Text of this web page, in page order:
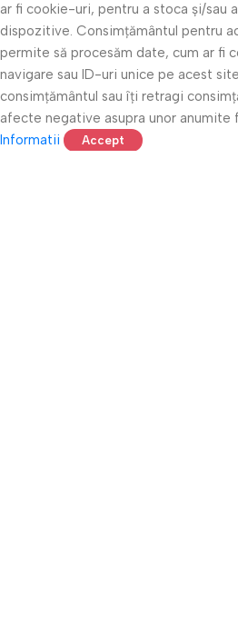
ar fi cookie-uri, pentru a stoca și/sau
dispozitive. Consimțământul pentru
permite să procesăm date, cum ar fi
navigare sau ID-uri unice pe acest
consimțământul sau îți retragi
afecte negative asupra unor anumite
Informatii
Accept